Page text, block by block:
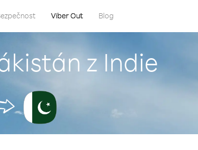
Viber Out Blog
z Indie